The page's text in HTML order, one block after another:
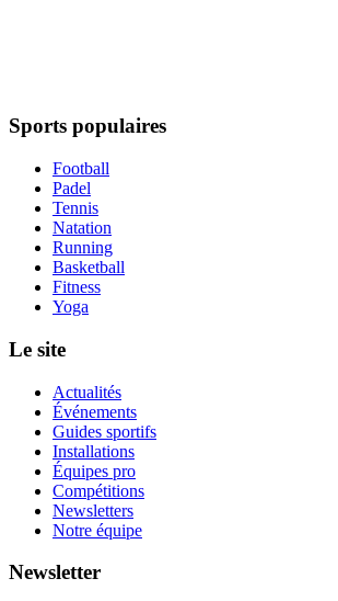
Sports populaires
Football
Padel
Tennis
Natation
Running
Basketball
Fitness
Yoga
Le site
Actualités
Événements
Guides sportifs
Installations
Équipes pro
Compétitions
Newsletters
Notre équipe
Newsletter